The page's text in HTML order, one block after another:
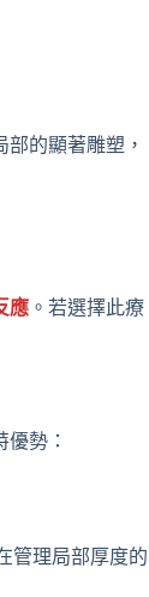
部的顯著雕塑，
應 。若選擇此療
勢：
管理局部厚度的